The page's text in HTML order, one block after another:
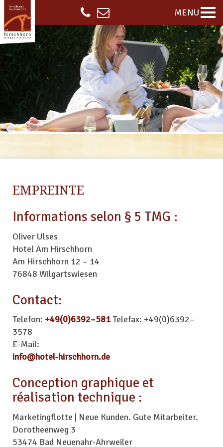
MENU
EMPREINTE
Informations selon § 5 TMG :
Oliver Ulses
Hotel Am Hirschhorn
Am Hirschhorn 12 – 14
76848 Wilgartswiesen
Contact:
Telefon: +49(0)6392–581Telefax: +49(0)6392–
3578
E-Mail:
info@hotel-hirschhorn.de
Conception graphique et
réalisation technique :
Marketingflotte | Neue Kunden. Gute Mitarbeiter.
Dorotheenweg 3
53474 Bad Neuenahr-Ahrweiler